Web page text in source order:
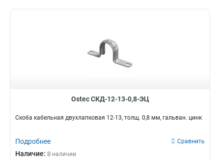
Ostec СКД-12-13-0,8-ЭЦ
Скоба кабельная двухлапковая 12-13, толщ. 0,8 мм, гальван. цинк
Подробнее Сравнить
Наличие: В наличии